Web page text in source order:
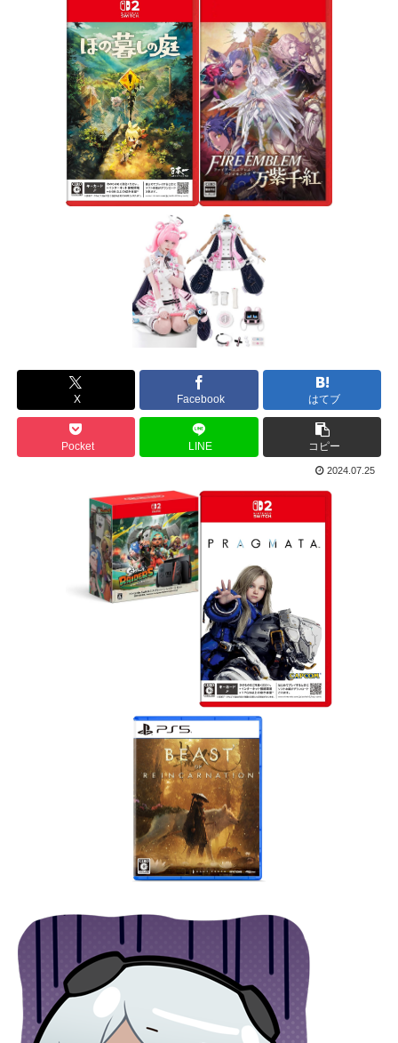
X Facebook はてブ
Pocket LINE コピー
2024.07.25